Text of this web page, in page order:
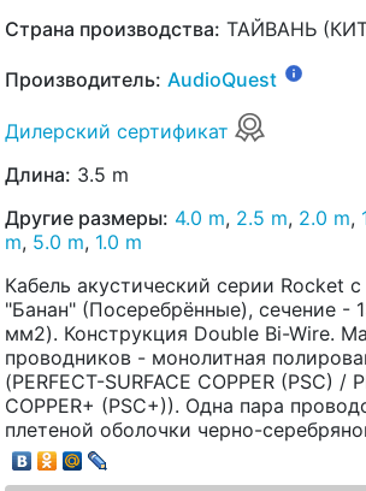
Страна производства: ТАЙВАНЬ
Производитель: AudioQuest
Дилерский сертификат
Длина: 3.5 m
Другие размеры: 4.0 m, 2.5 m, 2.0 m,
m, 5.0 m, 1.0 m
Кабель акустический серии Rocket
"Банан" (Посеребрённые), сечение -
мм2). Конструкция Double Bi-Wire.
проводников - монолитная
(PERFECT-SURFACE COPPER (PSC) /
COPPER+ (PSC+)). Одна пара
плетеной оболочки черно-